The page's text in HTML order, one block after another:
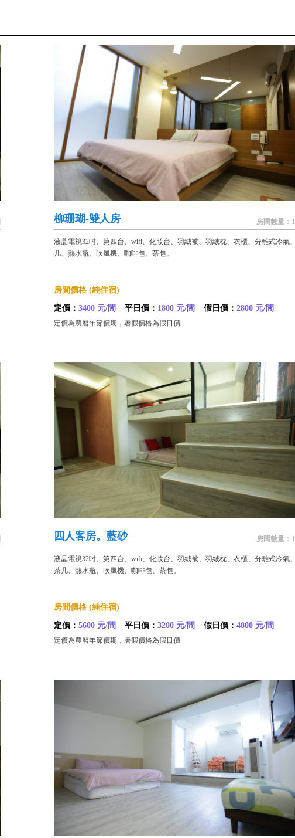
柳珊瑚-雙人房 房間數量：
液晶電視32吋、第四台、wifi、化妝台、羽絨被、羽絨枕、衣櫃、分離式冷氣
几、熱水瓶、吹風機、咖啡包、茶包。
房間價格 (純住宿)
定價： 3400 元/間 平日價： 1800 元/間 假日價： 2800 元/間
定價為農曆年節價期，暑假價格為假日價
四人客房。藍砂 房間數量：
液晶電視32吋、第四台、wifi、化妝台、羽絨被、羽絨枕、衣櫃、分離式冷氣
茶几、熱水瓶、吹風機、咖啡包、茶包。
房間價格 (純住宿)
定價： 5600 元/間 平日價： 3200 元/間 假日價： 4800 元/間
定價為農曆年節價期，暑假價格為假日價